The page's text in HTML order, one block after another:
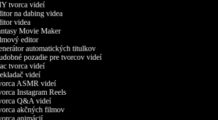
tvorca videí
na dabing videa
videa
Movie Maker
editor
automatických titulkov
pozadie pre tvorcov videí
tvorca videí
videí
ASMR videí
Instagram Reels
Q&A videí
akčných filmov